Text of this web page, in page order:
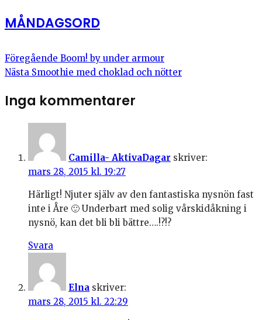
MÅNDAGSORD
Föregående Boom! by under armour
Nästa Smoothie med choklad och nötter
Inga kommentarer
Camilla- AktivaDagar skriver:
mars 28, 2015 kl. 19:27
Härligt! Njuter själv av den fantastiska nysnön fast
inte i Åre 🙂 Underbart med solig vårskidåkning i
nysnö, kan det bli bli bättre….!?!?
Svara
Elna skriver:
mars 28, 2015 kl. 22:29